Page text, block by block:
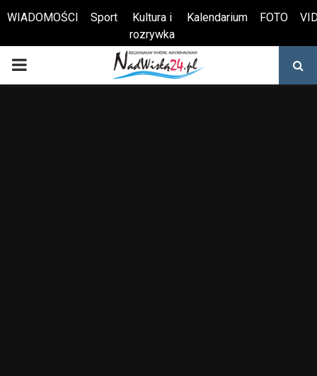
Otwórz pasek narzędzi
WIADOMOŚCI Sport
Kultura i
rozrywka
Kalendarium FOTO
PRIMARY